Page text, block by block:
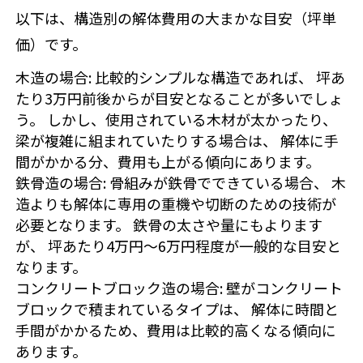
以下は、構造別の解体費用の大まかな目安（坪単
価）です。
木造の場合: 比較的シンプルな構造であれば、 坪あ
たり3万円前後からが目安となることが多いでしょ
う。 しかし、使用されている木材が太かったり、
梁が複雑に組まれていたりする場合は、 解体に手
間がかかる分、費用も上がる傾向にあります。
鉄骨造の場合: 骨組みが鉄骨でできている場合、 木
造よりも解体に専用の重機や切断のための技術が
必要となります。 鉄骨の太さや量にもよります
が、 坪あたり4万円〜6万円程度が一般的な目安と
なります。
コンクリートブロック造の場合: 壁がコンクリート
ブロックで積まれているタイプは、 解体に時間と
手間がかかるため、費用は比較的高くなる傾向に
あります。